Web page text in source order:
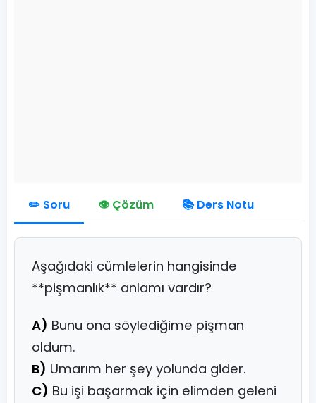
✏️ Soru 👁️ Çözüm 📚 Ders Notu
Aşağıdaki cümlelerin hangisinde
**pişmanlık** anlamı vardır?
A) Bunu ona söylediğime pişman
oldum.
B) Umarım her şey yolunda gider.
C) Bu işi başarmak için elimden geleni